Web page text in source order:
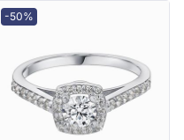
-50%